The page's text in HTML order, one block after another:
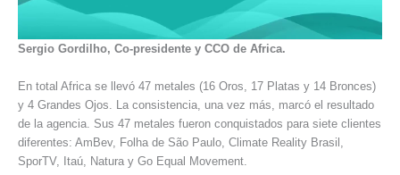
Sergio Gordilho, Co-presidente y CCO de Africa.
En total Africa se llevó 47 metales (16 Oros, 17 Platas y 14 Bronces)
y 4 Grandes Ojos. La consistencia, una vez más, marcó el resultado
de la agencia. Sus 47 metales fueron conquistados para siete clientes
diferentes: AmBev, Folha de São Paulo, Climate Reality Brasil,
SporTV, Itaú, Natura y Go Equal Movement.